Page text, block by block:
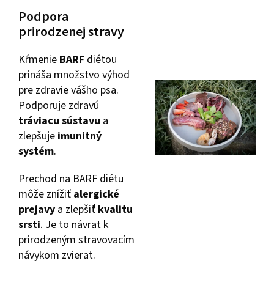
Podpora
prirodzenej stravy
Kŕmenie BARF diétou
prináša množstvo výhod
pre zdravie vášho psa.
Podporuje zdravú
tráviacu sústavu a
zlepšuje imunitný
systém.
Prechod na BARF diétu
môže znížiť alergické
prejavy a zlepšiť kvalitu
srsti. Je to návrat k
prirodzeným stravovacím
návykom zvierat.